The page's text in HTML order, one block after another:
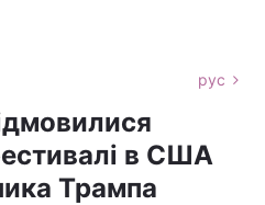
рус
в США
Трампа